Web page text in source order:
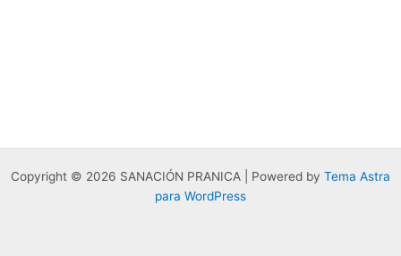
Copyright © 2026 SANACIÓN PRANICA | Powered by Tema Astra
para WordPress